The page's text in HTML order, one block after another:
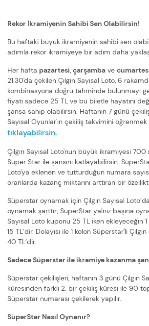
Rekor İkramiyenin Sahibi Sen Olabilirsin!
Bu haftaki büyük ikramiyenin sahibi sen
adımla rekor ikramiyeye bir adım daha
Her hafta pazartesi, çarşamba ve
21.30'da çekilen Çılgın Sayısal Loto, 6
kombinasyona doğru tahminde bulunmayı
fiyatı sadece 25 TL ve bu biletle hayatını
şansa sahip olabilirsin. Haftanın 7 günü
Sayısal Oyunlar'ın çekiliş takvimini
tıklayabilirsin.
Çılgın Sayısal Loto'nun büyük ikramiyesi
Süper Star ile şansını katlayabilirsin.
Loto'ya eklenen ve tutturduğun numara
oranlarda kazanç miktarını arttıran bir
Süperstar oynamak için Çılgın Sayısal
oynamak şarttır; SüperStar yalnız başına
Sayısal Loto kuponu 25 TL iken ekleyeceğin
15 TL’dir. Dolayısı ile 1 kolon Süperstar'lı
40 TL’dir.
Sadece Süperstar ile ikramiye kazanma
Süperstar çekilişleri, haftanın 3 günü Çılgın
küresinden farklı 2. bir çekiliş küresi ile 90
Süperstar numarası çekilerek yapılır.
SüperStar Nasıl Oynanır?